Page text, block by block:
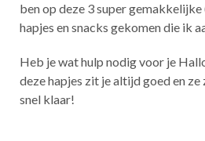
ben op deze 3 super
hapjes en snacks gekomen die ik
Heb je wat hulp nodig voor je
deze hapjes zit je altijd goed en ze
snel klaar!